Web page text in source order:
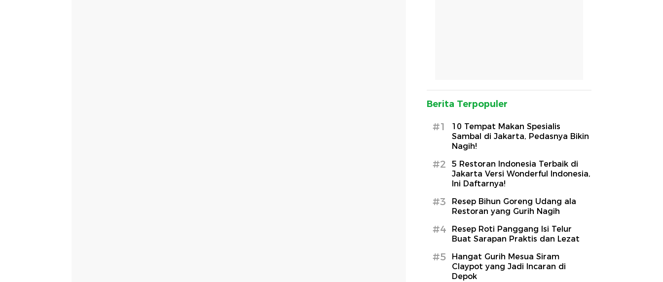
Berita Terpopuler
#1
10 Tempat Makan Spesialis
Sambal di Jakarta, Pedasnya Bikin
Nagih!
#2
5 Restoran Indonesia Terbaik di
Jakarta Versi Wonderful Indonesia,
Ini Daftarnya!
#3
Resep Bihun Goreng Udang ala
Restoran yang Gurih Nagih
#4
Resep Roti Panggang Isi Telur
Buat Sarapan Praktis dan Lezat
#5
Hangat Gurih Mesua Siram
Claypot yang Jadi Incaran di
Depok